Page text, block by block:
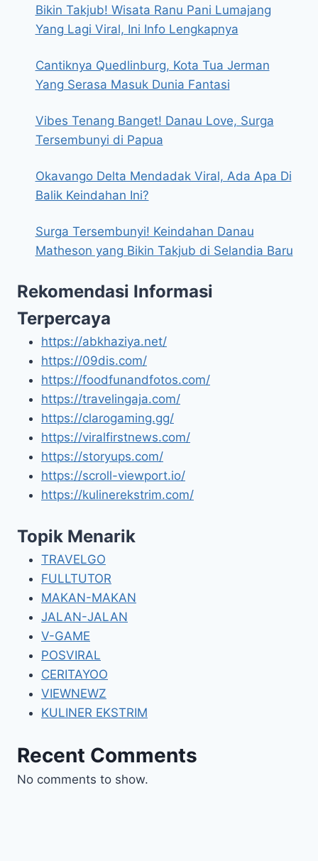
Bikin Takjub! Wisata Ranu Pani Lumajang
Yang Lagi Viral, Ini Info Lengkapnya
Cantiknya Quedlinburg, Kota Tua Jerman
Yang Serasa Masuk Dunia Fantasi
Vibes Tenang Banget! Danau Love, Surga
Tersembunyi di Papua
Okavango Delta Mendadak Viral, Ada Apa Di
Balik Keindahan Ini?
Surga Tersembunyi! Keindahan Danau
Matheson yang Bikin Takjub di Selandia Baru
Rekomendasi Informasi
Terpercaya
https://abkhaziya.net/
https://09dis.com/
https://foodfunandfotos.com/
https://travelingaja.com/
https://clarogaming.gg/
https://viralfirstnews.com/
https://storyups.com/
https://scroll-viewport.io/
https://kulinerekstrim.com/
Topik Menarik
TRAVELGO
FULLTUTOR
MAKAN-MAKAN
JALAN-JALAN
V-GAME
POSVIRAL
CERITAYOO
VIEWNEWZ
KULINER EKSTRIM
Recent Comments
No comments to show.